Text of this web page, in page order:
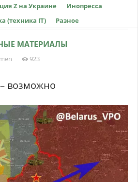
Z на Украине
Инопресса
(техника IT) Разное
МАТЕРИАЛЫ
923
возможно